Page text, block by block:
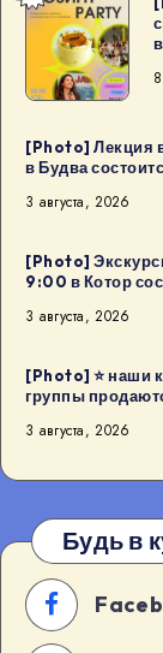
Лекция
день
дизайн-
сообщества
в
Kaffa
августа
18:00
в
[…]
[Photo] Лекция
в Будва
3 августа, 2026
[Photo]
9:00 в Котор
3 августа, 2026
[Photo] ⭐️ наши
группы
3 августа, 2026
Будь в